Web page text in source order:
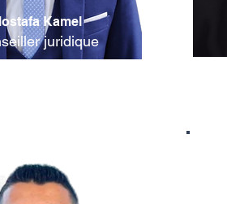
Kamel
juridique